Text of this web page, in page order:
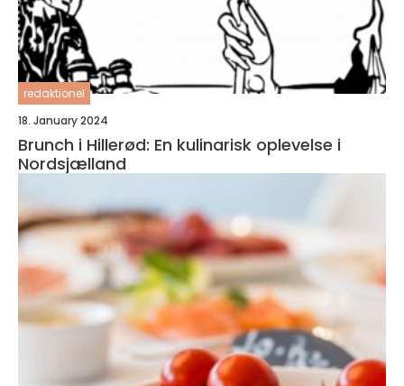
redaktionel
18. January 2024
Brunch i Hillerød: En kulinarisk oplevelse i
Nordsjælland